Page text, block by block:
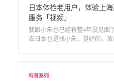
日本体检老用户，体验上
服务「视频」
我跟小朱也已经有整4年没见面
去日本也是找小朱，挺好的，放
科普系列